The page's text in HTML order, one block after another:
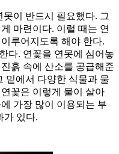
이 반드시 필요했다. 그
마련이다. 이럴 때는 연
루어지도록 해야 한다.
다. 연꽃을 연못에 심어놓
흙 속에 산소를 공급해준
밑에서 다양한 식물과 물
꽃은 이렇게 물이 살아
가장 많이 이용되는 부
가 있다.